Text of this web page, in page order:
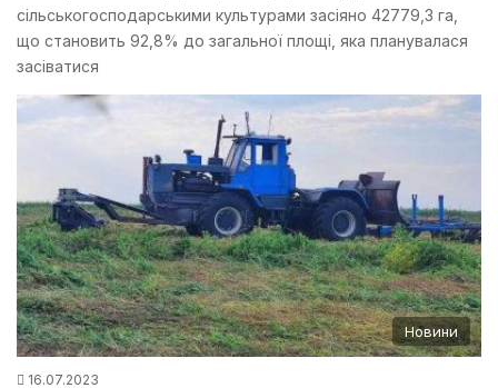
сільськогосподарськими культурами засіяно 42779,3 га,
що становить 92,8% до загальної площі, яка планувалася
засіватися
Новини
16.07.2023